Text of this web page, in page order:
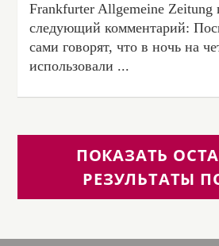
Frankfurter Allgemeine Zeitung
следующий комментарий:
сами говорят, что в ночь на
использовали ...
ПОКАЗАТЬ
РЕЗУЛЬТАТЫ